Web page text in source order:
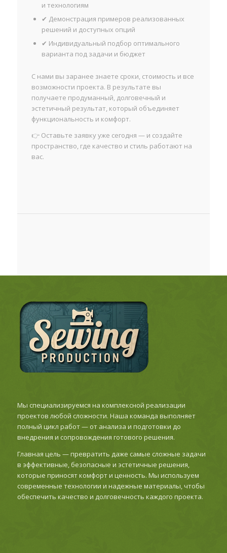
и технологиям
✔ Демонстрация примеров реализованных
решений и доступных опций
✔ Индивидуальный подбор оптимального
варианта под задачи и бюджет
С нами вы заранее знаете сроки, стоимость и все
возможности проекта. В результате вы
получаете продуманный, долговечный и
эстетичный результат, который объединяет
функциональность и комфорт.
👉 Оставьте заявку уже сегодня — и создайте
пространство, где качество и стиль работают на
вас.
Мы специализируемся на комплексной реализации
проектов любой сложности. Наша команда выполняет
полный цикл работ — от анализа и подготовки до
внедрения и сопровождения готового решения.
Главная цель — превратить даже самые сложные задачи
в эффективные, безопасные и эстетичные решения,
которые приносят комфорт и ценность. Мы используем
современные технологии и надежные материалы, чтобы
обеспечить качество и долговечность каждого проекта.